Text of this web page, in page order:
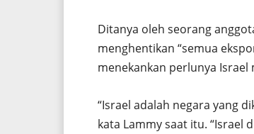
Ditanya oleh seorang
menghentikan “semua
menekankan perlunya Israel
“Israel adalah negara yang
kata Lammy saat itu.